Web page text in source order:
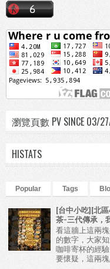
瀏覽頁數 PV SINCE 03/
HISTATS
Popular Tags
[台中小吃][北
茶-三代傳承，
看這牆上這兩
的數字，大家
咖啡寄杯的經
要懷疑，這兩